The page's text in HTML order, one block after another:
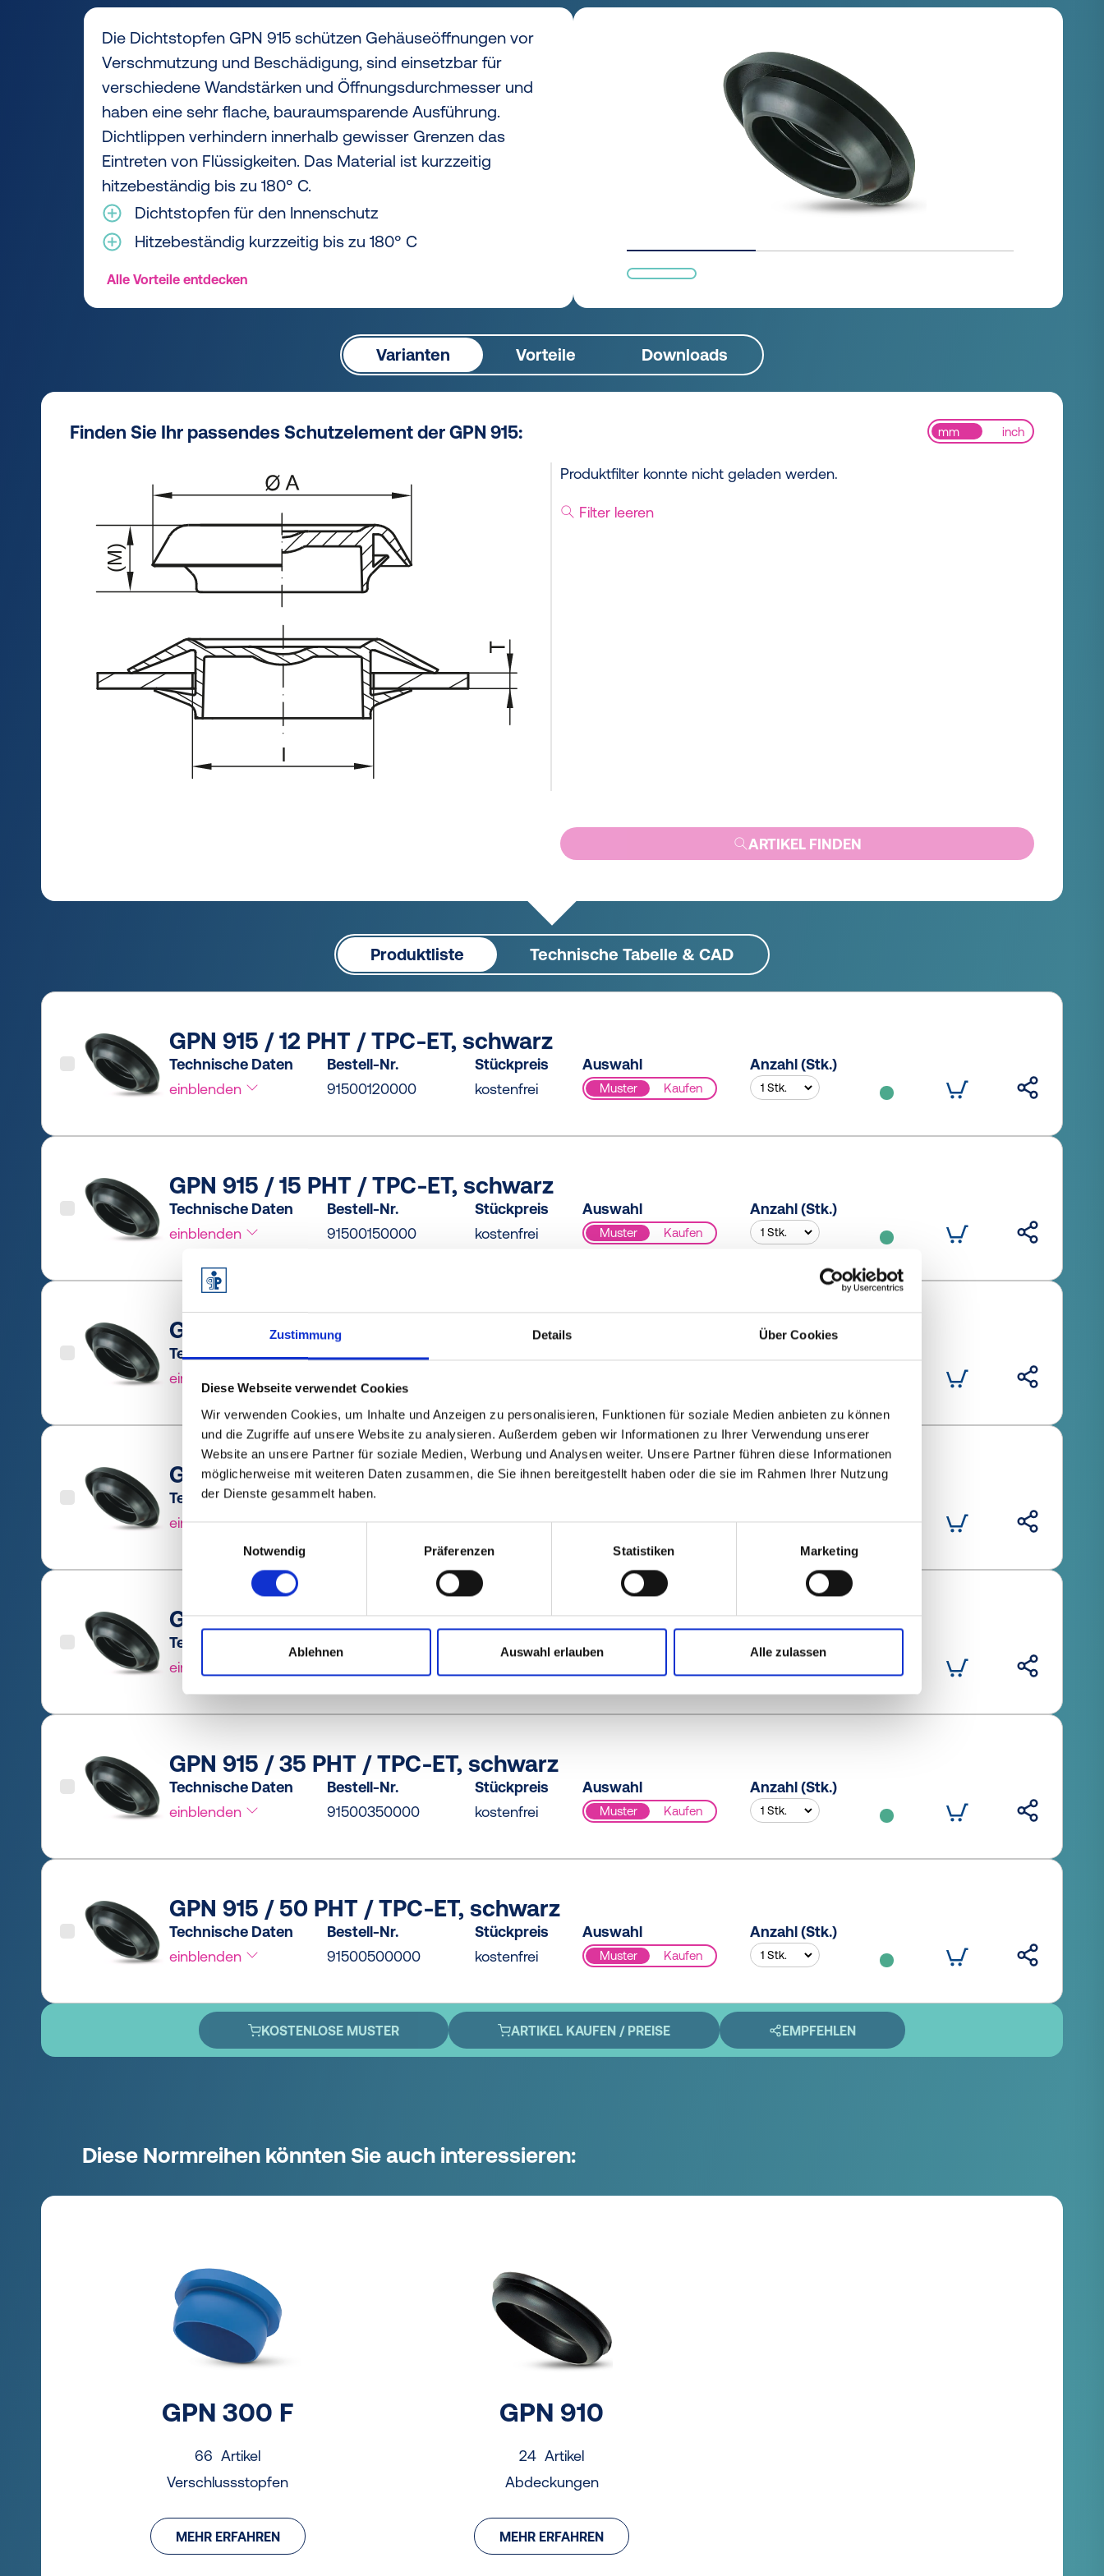
Zustimmung Details Über Cookies
Diese Webseite verwendet Cookies
Wir verwenden Cookies, um Inhalte und Anzeigen zu personalisieren, Funktionen für soziale Medien anbieten zu können
und die Zugriffe auf unsere Website zu analysieren. Außerdem geben wir Informationen zu Ihrer Verwendung unserer
Website an unsere Partner für soziale Medien, Werbung und Analysen weiter. Unsere Partner führen diese Informationen
möglicherweise mit weiteren Daten zusammen, die Sie ihnen bereitgestellt haben oder die sie im Rahmen Ihrer Nutzung
der Dienste gesammelt haben.
Einwilligungsauswahl
Notwendig
Präferenzen Statistiken Marketing
Ablehnen Auswahl erlauben Alle zulassen
Die Dichtstopfen GPN 915 schützen Gehäuseöffnungen vor
Verschmutzung und Beschädigung, sind einsetzbar für
verschiedene Wandstärken und Öffnungsdurchmesser und
haben eine sehr flache, bauraumsparende Ausführung.
Dichtlippen verhindern innerhalb gewisser Grenzen das
Eintreten von Flüssigkeiten. Das Material ist kurzzeitig
hitzebeständig bis zu 180° C.
Dichtstopfen für den Innenschutz
Hitzebeständig kurzzeitig bis zu 180° C
Alle Vorteile entdecken
Varianten Vorteile Downloads
Finden Sie Ihr passendes Schutzelement der GPN 915:
Produktfilter konnte nicht geladen werden.
mm inch
Filter leeren
ARTIKEL FINDEN
Produktliste Technische Tabelle & CAD
GPN 915 / 12 PHT / TPC-ET, schwarz
Technische Daten
einblenden
Bestell-Nr.
91500120000
Stückpreis
kostenfrei
Auswahl
Muster Kaufen
Anzahl (Stk.)
GPN 915 / 15 PHT / TPC-ET, schwarz
Technische Daten
einblenden
Bestell-Nr.
91500150000
Stückpreis
kostenfrei
Auswahl
Muster Kaufen
Anzahl (Stk.)
GPN 915 / 20 PHT / TPC-ET, schwarz
Technische Daten
einblenden
Bestell-Nr.
GPN 915 / 25 PHT / TPC-ET, schwarz
Technische Daten
einblenden
Bestell-Nr.
91500250000
kostenfrei
Muster Kaufen
GPN 915 / 30 PHT / TPC-ET, schwarz
Technische Daten
einblenden
GPN 915 / 35 PHT / TPC-ET, schwarz
Technische Daten
einblenden
Bestell-Nr.
91500350000
Stückpreis
kostenfrei
Auswahl
Muster Kaufen
Anzahl (Stk.)
GPN 915 / 50 PHT / TPC-ET, schwarz
Technische Daten
einblenden
Bestell-Nr.
91500500000
Stückpreis
kostenfrei
Auswahl
Muster Kaufen
Anzahl (Stk.)
KOSTENLOSE MUSTER ARTIKEL KAUFEN / PREISE EMPFEHLEN
Diese Normreihen könnten Sie auch interessieren:
GPN 300 F
66 Artikel
Verschlussstopfen
MEHR ERFAHREN
GPN 910
24 Artikel
Abdeckungen
MEHR ERFAHREN